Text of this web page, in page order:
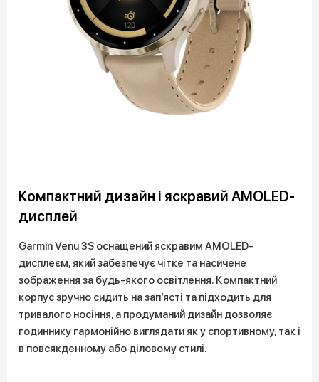
Компактний дизайн і яскравий AMOLED-
дисплей
Garmin Venu 3S оснащений яскравим AMOLED-
дисплеєм, який забезпечує чітке та насичене
зображення за будь-якого освітлення. Компактний
корпус зручно сидить на зап’ясті та підходить для
тривалого носіння, а продуманий дизайн дозволяє
годиннику гармонійно виглядати як у спортивному, так і
в повсякденному або діловому стилі.